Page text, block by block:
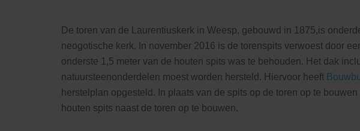
De toren van de Laurentiuskerk in Weesp, gebouwd in 1875,is
neogotische kerk. In november 2016 is de torenspits verwoest door
onderste 1,5 meter van de houten spits was te behouden. Het dak
natuursteenonderdelen moest worden hersteld. Hiervoor heeft
herstelplan opgesteld. In plaats van de spits op de toren op te
houten spits naast de toren op te bouwen.